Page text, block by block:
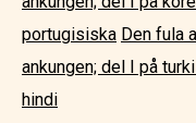
portugisiska Den fula
ankungen; del I på
hindi